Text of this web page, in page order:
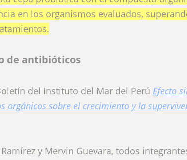
en los organismos evaluados,
de antibióticos
del Instituto del Mar del Perú Efecto
sobre el crecimiento y la
y Mervin Guevara, todos